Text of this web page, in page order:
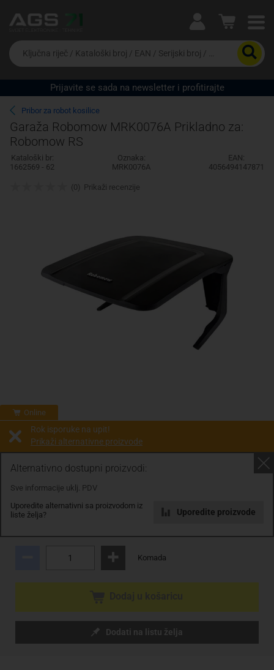
Ova postavka prilagođava asortiman proizvoda i
cijene vašim potrebama.
Da
biste
potražili
proizvod,
unesite
ključnu
riječ,
kataloški
broj,
EAN
ili
Prijavite se sada na newsletter i profitirajte
Pribor za robot kosilice
Garaža Robomow MRK0076A Prikladno za:
Robomow RS
Kataloški br:
1662569 - 62
Oznaka:
MRK0076A
EAN:
4056494147871
Online
Alternativno dostupni proizvodi:
Sve informacije uklj. PDV
Uporedite alternativni sa proizvodom iz
liste želja?
Uporedite proizvode
Rok isporuke na upit!
Prikaži alternativne proizvode
Prodaja i slanje od: Architektengruppe S71 d.o.o.
Cijena na upit
0.00 KM
Komada
Dodati na listu želja
(0) Prikaži recenzije